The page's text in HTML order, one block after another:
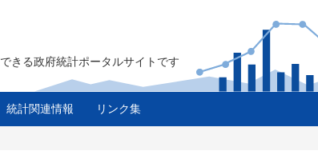
きる政府統計ポータルサイトです
統計関連情報 リンク集